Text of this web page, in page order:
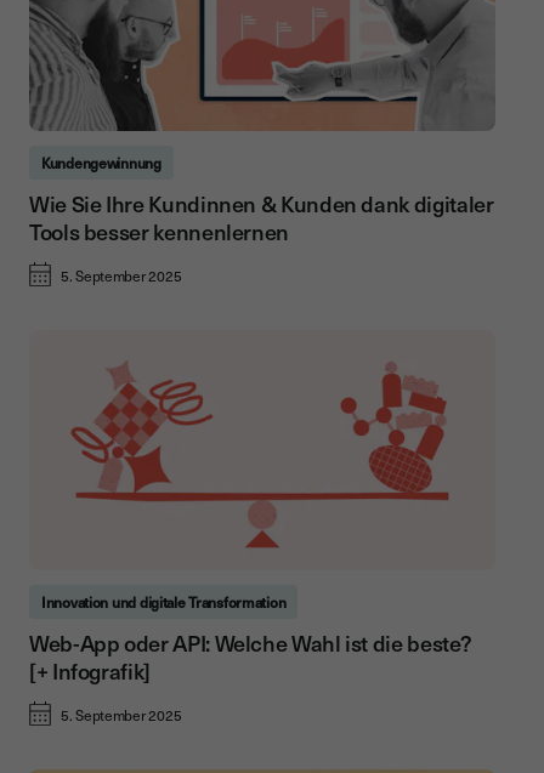
Kundengewinnung
Wie Sie Ihre Kundinnen & Kunden dank digitaler
Tools besser kennenlernen
5. September 2025
Innovation und digitale Transformation
Web-App oder API: Welche Wahl ist die beste?
[+ Infografik]
5. September 2025